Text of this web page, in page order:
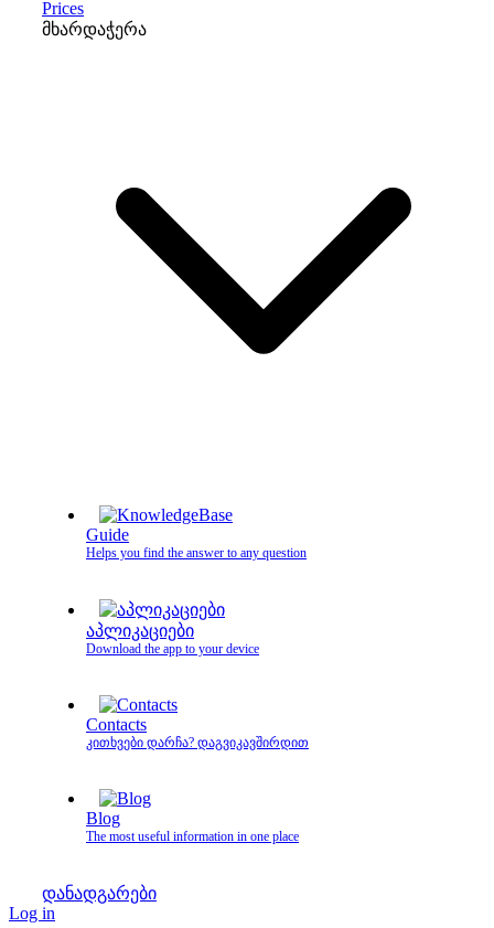
Prices
მხარდაჭერა
Guide
Helps you find the answer to any question
აპლიკაციები
Download the app to your device
Contacts
კითხვები დარჩა? დაგვიკავშირდით
Blog
The most useful information in one place
დანადგარები
Log in